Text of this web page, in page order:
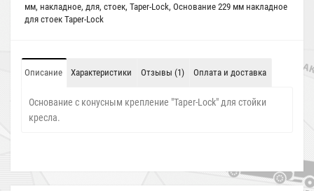
мм, накладное, для, стоек, Taper-Lock, Основание 229 мм накладное
для стоек Taper-Lock
Описание Характеристики Отзывы (1) Оплата и доставка
Основание с конусным крепление "Taper-Lock" для стойки
кресла.